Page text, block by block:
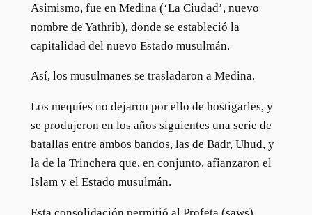
Asimismo, fue en Medina (‘La Ciudad’, nuevo
nombre de Yathrib), donde se estableció la
capitalidad del nuevo Estado musulmán.
Así, los musulmanes se trasladaron a Medina.
Los mequíes no dejaron por ello de hostigarles, y
se produjeron en los años siguientes una serie de
batallas entre ambos bandos, las de Badr, Uhud, y
la de la Trinchera que, en conjunto, afianzaron el
Islam y el Estado musulmán.